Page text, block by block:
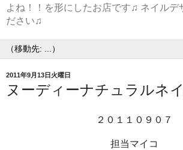
よね！！を形にしたお店です♫ ネイルデ
ださい♫
2011年9月13日火曜日
ヌーディーナチュラルネ
２０１１０９０７
担当マイコ